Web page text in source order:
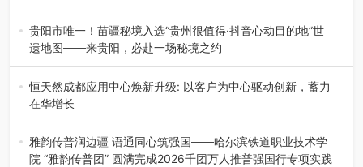
8月7日，第四届遵义海龙屯国际影像文化周媒体通气会在世
界文化遗产地海龙屯核心景区…
贵阳市唯一！苗疆秘境入选“贵州很值得·抖音心动目的地”世
遗地图——来贵阳，必赴一场秘境之约
2026年7月21日，2026年“贵州很值得”暨抖音“心动目的
地”（贵州站）主题…
恒天然成都应用中心焕新升级: 以客户为中心驱动创新，蓄力
在华增长
融合全球研发实力与本土洞察，深化客户共创，赋能西南市
场创新发展 （7月27日，成…
雅韵传普润边疆 语通同心筑强国——哈尔滨铁道职业技术学
院 “雅韵传普团” 圆满完成2026千团万人推普强国行专项实践